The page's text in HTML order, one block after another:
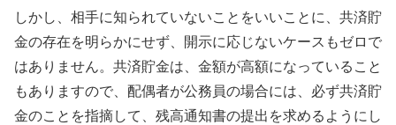
しかし、相手に知られていないことをいいことに、共済貯
金の存在を明らかにせず、開示に応じないケースもゼロで
はありません。共済貯金は、金額が高額になっていること
もありますので、配偶者が公務員の場合には、必ず共済貯
金のことを指摘して、残高通知書の提出を求めるようにし